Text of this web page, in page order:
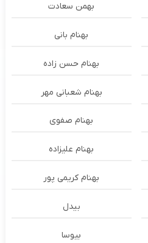
بهمن سعادت
بهنام بانی
بهنام حسن زاده
بهنام شعبانی مهر
بهنام صفوی
بهنام علیزاده
بهنام کریمی پور
بیدل
بیوسا